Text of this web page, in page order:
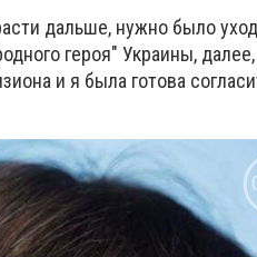
дальше, нужно было
героя" Украины, далее,
и я была готова